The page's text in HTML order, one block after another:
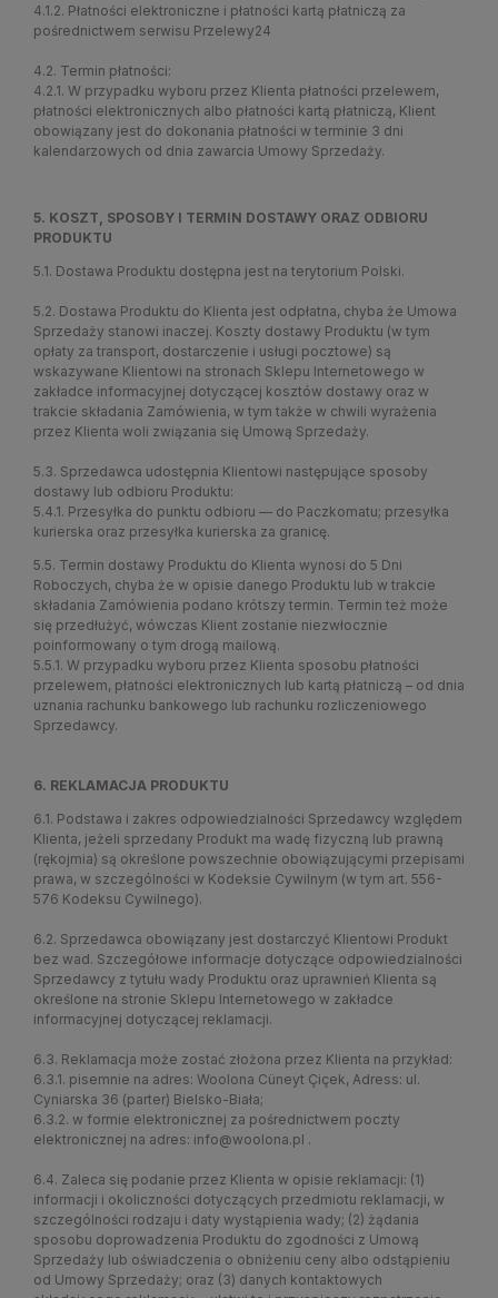
4.1.2. Płatności elektroniczne i płatności kartą płatniczą za
pośrednictwem serwisu Przelewy24
4.2. Termin płatności:
4.2.1. W przypadku wyboru przez Klienta płatności przelewem,
płatności elektronicznych albo płatności kartą płatniczą, Klient
obowiązany jest do dokonania płatności w terminie 3 dni
kalendarzowych od dnia zawarcia Umowy Sprzedaży.
5. KOSZT, SPOSOBY I TERMIN DOSTAWY ORAZ ODBIORU
PRODUKTU
5.1. Dostawa Produktu dostępna jest na terytorium Polski.
5.2. Dostawa Produktu do Klienta jest odpłatna, chyba że Umowa
Sprzedaży stanowi inaczej. Koszty dostawy Produktu (w tym
opłaty za transport, dostarczenie i usługi pocztowe) są
wskazywane Klientowi na stronach Sklepu Internetowego w
zakładce informacyjnej dotyczącej kosztów dostawy oraz w
trakcie składania Zamówienia, w tym także w chwili wyrażenia
przez Klienta woli związania się Umową Sprzedaży.
5.3. Sprzedawca udostępnia Klientowi następujące sposoby
dostawy lub odbioru Produktu:
5.4.1. Przesyłka do punktu odbioru — do Paczkomatu; przesyłka
kurierska oraz przesyłka kurierska za granicę.
5.5. Termin dostawy Produktu do Klienta wynosi do 5 Dni
Roboczych, chyba że w opisie danego Produktu lub w trakcie
składania Zamówienia podano krótszy termin. Termin też może
się przedłużyć, wówczas Klient zostanie niezwłocznie
poinformowany o tym drogą mailową.
5.5.1. W przypadku wyboru przez Klienta sposobu płatności
przelewem, płatności elektronicznych lub kartą płatniczą – od dnia
uznania rachunku bankowego lub rachunku rozliczeniowego
Sprzedawcy.
6. REKLAMACJA PRODUKTU
6.1. Podstawa i zakres odpowiedzialności Sprzedawcy względem
Klienta, jeżeli sprzedany Produkt ma wadę fizyczną lub prawną
(rękojmia) są określone powszechnie obowiązującymi przepisami
prawa, w szczególności w Kodeksie Cywilnym (w tym art. 556-
576 Kodeksu Cywilnego).
6.2. Sprzedawca obowiązany jest dostarczyć Klientowi Produkt
bez wad. Szczegółowe informacje dotyczące odpowiedzialności
Sprzedawcy z tytułu wady Produktu oraz uprawnień Klienta są
określone na stronie Sklepu Internetowego w zakładce
informacyjnej dotyczącej reklamacji.
6.3. Reklamacja może zostać złożona przez Klienta na przykład:
6.3.1. pisemnie na adres: Woolona Cüneyt Çiçek, Adress: ul.
Cyniarska 36 (parter) Bielsko-Biała;
6.3.2. w formie elektronicznej za pośrednictwem poczty
elektronicznej na adres: info@woolona.pl .
6.4. Zaleca się podanie przez Klienta w opisie reklamacji: (1)
informacji i okoliczności dotyczących przedmiotu reklamacji, w
szczególności rodzaju i daty wystąpienia wady; (2) żądania
sposobu doprowadzenia Produktu do zgodności z Umową
Sprzedaży lub oświadczenia o obniżeniu ceny albo odstąpieniu
od Umowy Sprzedaży; oraz (3) danych kontaktowych